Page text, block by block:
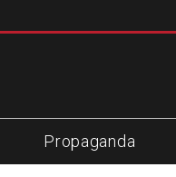
Propaganda